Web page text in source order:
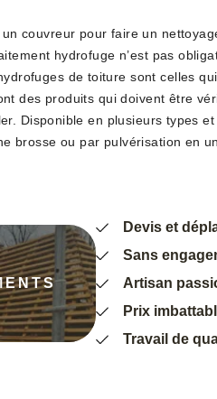
couvreur pour faire un
hydrofuge n’est pas
de toiture sont celles
des produits qui doivent être
Disponible en plusieurs types
brosse ou par pulvérisation en
Devis et
Sans
Artisan
Prix
Travail de